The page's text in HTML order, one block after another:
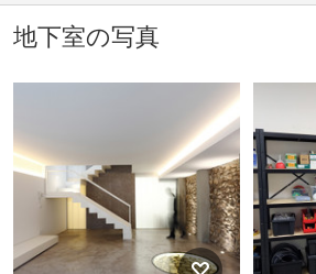
地下室の写真